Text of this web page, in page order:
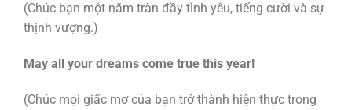
(Chúc bạn một năm tràn đầy tình yêu, tiếng cười và sự
thịnh vượng.)
May all your dreams come true this year!
(Chúc mọi giấc mơ của bạn trở thành hiện thực trong